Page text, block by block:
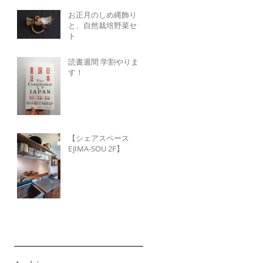
お正月のしめ縄飾り
と、自然栽培野菜セッ
ト
読書週間 学割やりま
す！
【シェアスペース
EJIMA-SOU 2F】